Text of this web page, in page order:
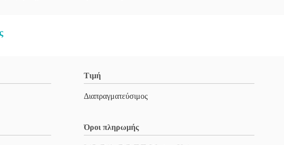
Τιμή
Διαπραγματεύσιμος
Όροι πληρωμής